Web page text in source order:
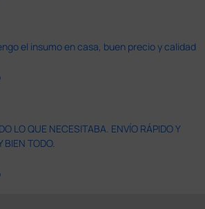
el insumo en casa, buen precio y calidad
LO QUE NECESITABA. ENVÍO RÁPIDO Y
BIEN TODO.